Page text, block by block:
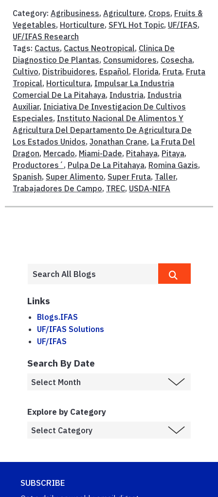
Category: Agribusiness, Agriculture, Crops, Fruits &
Vegetables, Horticulture, SFYL Hot Topic, UF/IFAS,
UF/IFAS Research
Tags: Cactus, Cactus Neotropical, Clinica De
Diagnostico De Plantas, Consumidores, Cosecha,
Cultivo, Distribuidores, Español, Florida, Fruta, Fruta
Tropical, Horticultura, Impulsar La Industria
Comercial De La Pitahaya, Industria, Industria
Auxiliar, Iniciativa De Investigacion De Cultivos
Especiales, Instituto Nacional De Alimentos Y
Agricultura Del Departamento De Agricultura De
Los Estados Unidos, Jonathan Crane, La Fruta Del
Dragon, Mercado, Miami-Dade, Pitahaya, Pitaya,
Productores´ , Pulpa De La Pitahaya, Romina Gazis,
Spanish, Super Alimento, Super Fruta, Taller,
Trabajadores De Campo, TREC, USDA-NIFA
Links
Blogs.IFAS
UF/IFAS Solutions
UF/IFAS
Search By Date
Explore by Category
SUBSCRIBE